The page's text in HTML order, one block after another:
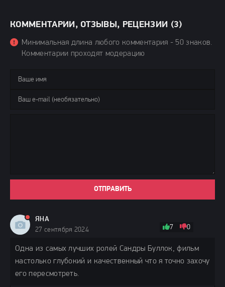
КОММЕНТАРИИ, ОТЗЫВЫ, РЕЦЕНЗИИ (3)
Минимальная длина любого комментария - 50 знаков.
Комментарии проходят модерацию
ОТПРАВИТЬ
ЯНА
27 сентября 2024 13:23
7 0
Одна из самых лучших ролей Сандры Буллок, фильм
настолько глубокий и качественный что я точно захочу
его пересмотреть.